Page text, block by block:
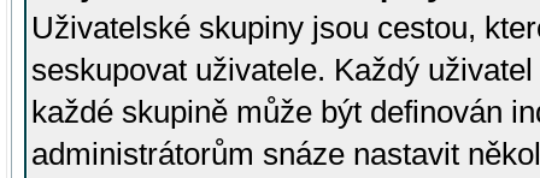
Uživatelské skupiny jsou cestou,
seskupovat uživatele. Každý
každé skupině může být definován
administrátorům snáze nastavit